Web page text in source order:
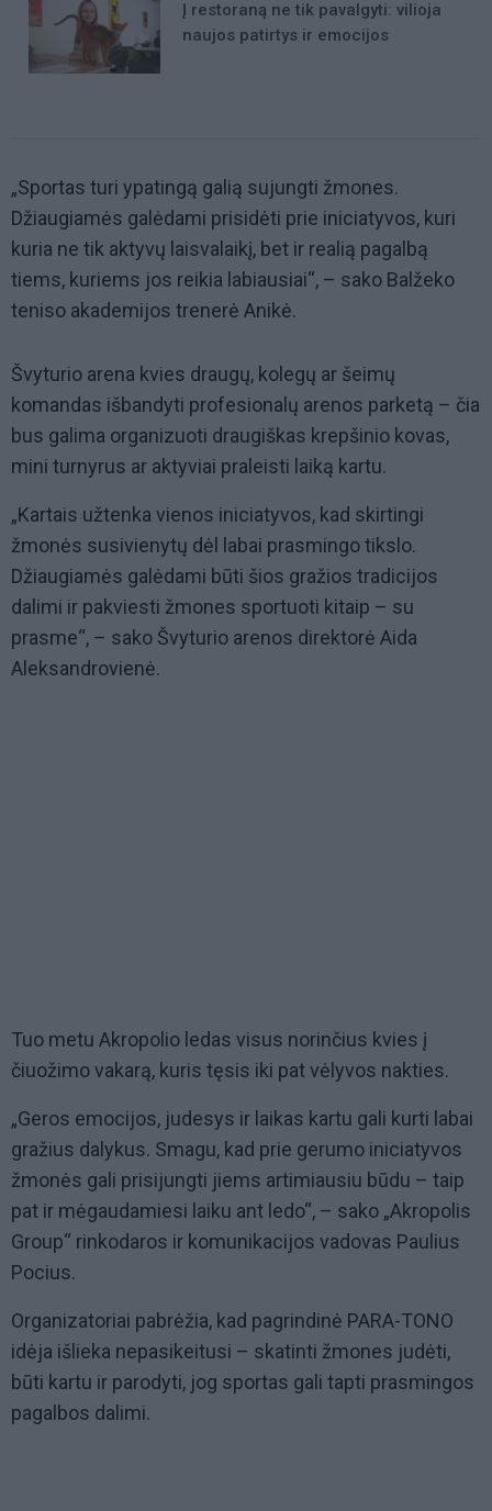
Į restoraną ne tik pavalgyti: vilioja
naujos patirtys ir emocijos
„Sportas turi ypatingą galią sujungti žmones.
Džiaugiamės galėdami prisidėti prie iniciatyvos, kuri
kuria ne tik aktyvų laisvalaikį, bet ir realią pagalbą
tiems, kuriems jos reikia labiausiai“, – sako Balžeko
teniso akademijos trenerė Anikė.
Švyturio arena kvies draugų, kolegų ar šeimų
komandas išbandyti profesionalų arenos parketą – čia
bus galima organizuoti draugiškas krepšinio kovas,
mini turnyrus ar aktyviai praleisti laiką kartu.
„Kartais užtenka vienos iniciatyvos, kad skirtingi
žmonės susivienytų dėl labai prasmingo tikslo.
Džiaugiamės galėdami būti šios gražios tradicijos
dalimi ir pakviesti žmones sportuoti kitaip – su
prasme“, – sako Švyturio arenos direktorė Aida
Aleksandrovienė.
Tuo metu Akropolio ledas visus norinčius kvies į
čiuožimo vakarą, kuris tęsis iki pat vėlyvos nakties.
„Geros emocijos, judesys ir laikas kartu gali kurti labai
gražius dalykus. Smagu, kad prie gerumo iniciatyvos
žmonės gali prisijungti jiems artimiausiu būdu – taip
pat ir mėgaudamiesi laiku ant ledo“, – sako „Akropolis
Group“ rinkodaros ir komunikacijos vadovas Paulius
Pocius.
Organizatoriai pabrėžia, kad pagrindinė PARA-TONO
idėja išlieka nepasikeitusi – skatinti žmones judėti,
būti kartu ir parodyti, jog sportas gali tapti prasmingos
pagalbos dalimi.